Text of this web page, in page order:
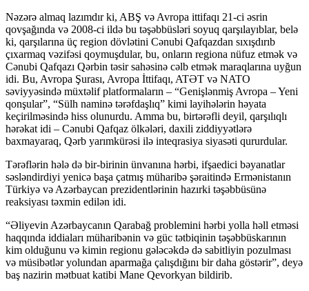
Nəzərə almaq lazımdır ki, ABŞ və Avropa ittifaqı 21-ci əsrin
qovşağında və 2008-ci ildə bu təşəbbüsləri soyuq qarşılayıblar, belə
ki, qarşılarına üç region dövlətini Cənubi Qafqazdan sıxışdırıb
çıxarmaq vəzifəsi qoymuşdular, bu, onların regiona nüfuz etmək və
Cənubi Qafqazı Qərbin təsir sahəsinə cəlb etmək maraqlarına uyğun
idi. Bu, Avropa Şurası, Avropa İttifaqı, ATƏT və NATO
səviyyəsində müxtəlif platformaların – “Genişlənmiş Avropa – Yeni
qonşular”, “Sülh naminə tərəfdaşlıq” kimi layihələrin həyata
keçirilməsində hiss olunurdu. Amma bu, birtərəfli deyil, qarşılıqlı
hərəkat idi – Cənubi Qafqaz ölkələri, daxili ziddiyyətlərə
baxmayaraq, Qərb yarımkürəsi ilə inteqrasiya siyasəti qururdular.
Tərəflərin hələ də bir-birinin ünvanına hərbi, ifşaedici bəyanatlar
səsləndirdiyi yenicə başa çatmış müharibə şəraitində Ermənistanın
Türkiyə və Azərbaycan prezidentlərinin hazırki təşəbbüsünə
reaksiyası təxmin edilən idi.
“Əliyevin Azərbaycanın Qarabağ problemini hərbi yolla həll etməsi
haqqında iddiaları müharibənin və güc tətbiqinin təşəbbüskarının
kim olduğunu və kimin regionu gələcəkdə də sabitliyin pozulması
və müsibətlər yolundan aparmağa çalışdığını bir daha göstərir”, deyə
baş nazirin mətbuat katibi Mane Qevorkyan bildirib.